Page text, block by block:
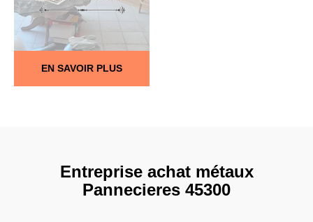
EN SAVOIR PLUS
Entreprise achat métaux
Pannecieres 45300